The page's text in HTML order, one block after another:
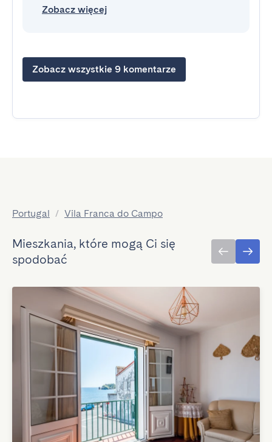
Zobacz więcej
Zobacz wszystkie 9 komentarze
Portugal / Vila Franca do Campo
Mieszkania, które mogą Ci się
spodobać